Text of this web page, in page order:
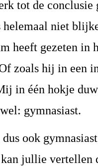
tot de conclusie
niet
heeft gezeten in
zoals hij in een
in één hokje
gymnasiast.
ook
jullie vertellen